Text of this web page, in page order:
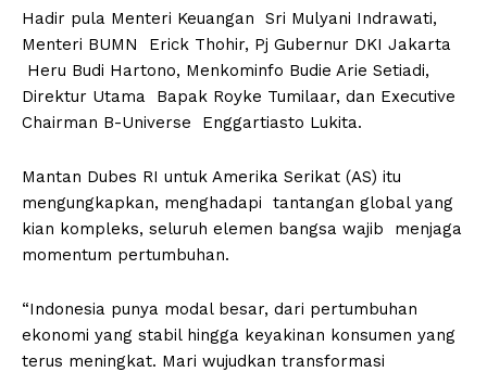
Hadir pula Menteri Keuangan Sri Mulyani Indrawati,
Menteri BUMN Erick Thohir, Pj Gubernur DKI Jakarta
Heru Budi Hartono, Menkominfo Budie Arie Setiadi,
Direktur Utama Bapak Royke Tumilaar, dan Executive
Chairman B-Universe Enggartiasto Lukita.
Mantan Dubes RI untuk Amerika Serikat (AS) itu
mengungkapkan, menghadapi tantangan global yang
kian kompleks, seluruh elemen bangsa wajib menjaga
momentum pertumbuhan.
“Indonesia punya modal besar, dari pertumbuhan
ekonomi yang stabil hingga keyakinan konsumen yang
terus meningkat. Mari wujudkan transformasi